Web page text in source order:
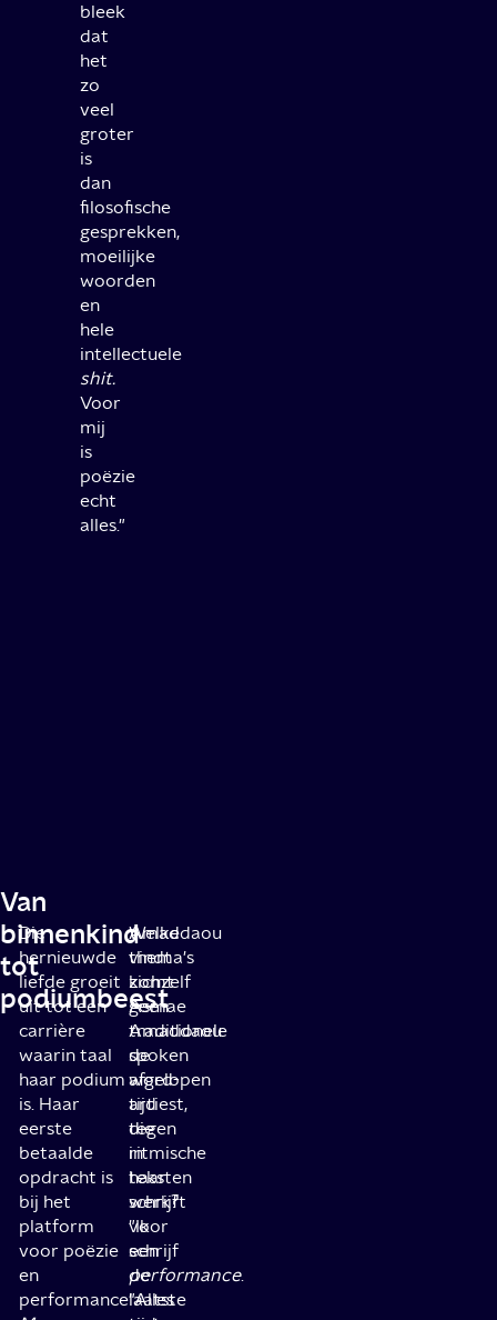
bleek
dat
het
zo
veel
groter
is
dan
filosofische
gesprekken,
moeilijke
woorden
en
hele
intellectuele
shit.
Voor
mij
is
poëzie
echt
alles."
Van
binnenkind
tot
podiumbeest
Die
hernieuwde
liefde groeit
uit tot een
carrière
waarin taal
haar podium
is. Haar
eerste
betaalde
opdracht is
bij het
platform
voor poëzie
en
performance
Amaddaou
vindt
zichzelf
geen
traditionele
spoken
word-
artiest,
die
ritmische
teksten
schrijft
voor
een
performance.
"Alles
Welke
thema's
komt
Asmae
Amaddaou
de
afgelopen
tijd
tegen
in
haar
werk?
"Ik
schrijf
de
laatste